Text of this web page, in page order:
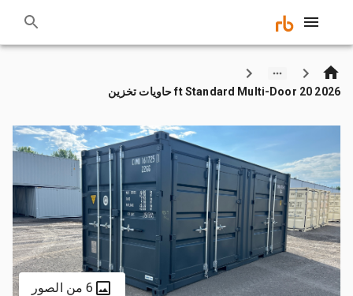
2026 20 ft Standard Multi-Door حاويات تخزين
6 من الصور